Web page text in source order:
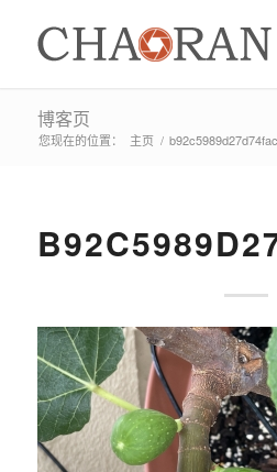
博客页
您现在的位置： 主页 /